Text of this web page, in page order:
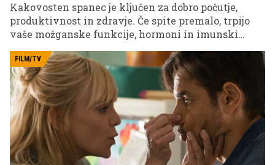
Kakovosten spanec je ključen za dobro počutje,
produktivnost in zdravje. Če spite premalo, trpijo
vaše možganske funkcije, hormoni in imunski
prilagoditvami življenjskega sloga izboljšati nočni
počitek in s tem dolgoročno vplivati na svoje
življenje.
FILM/TV